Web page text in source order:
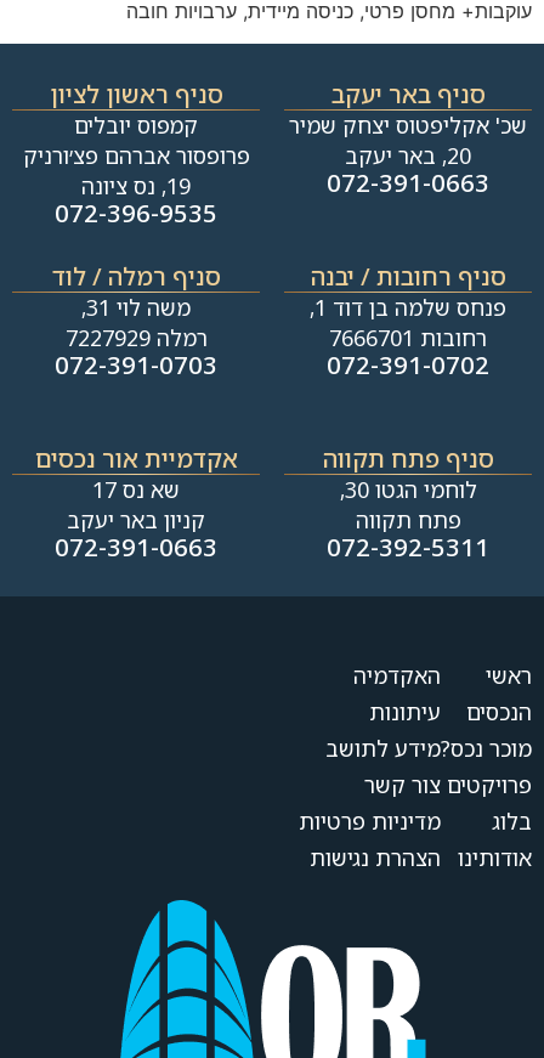
עוקבות+ מחסן פרטי, כניסה מיידית, ערבויות חובה
סניף באר יעקב
שכ' אקליפטוס יצחק שמיר
20, באר יעקב
072-391-0663
סניף ראשון לציון
קמפוס יובלים
פרופסור אברהם פצ׳ורניק
19, נס ציונה
072-396-9535
סניף רחובות / יבנה​
פנחס שלמה בן דוד 1,
רחובות 7666701
072-391-0702
סניף רמלה / לוד
משה לוי 31,
רמלה 7227929
072-391-0703
סניף פתח תקווה
לוחמי הגטו 30,
פתח תקווה
072-392-5311
אקדמיית אור נכסים
שא נס 17
קניון באר יעקב
072-391-0663
ראשי
הנכסים
מוכר נכס?
פרויקטים
בלוג
אודותינו
האקדמיה
עיתונות
מידע לתושב
צור קשר
מדיניות פרטיות
הצהרת נגישות